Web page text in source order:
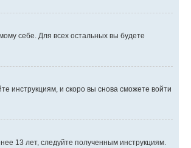
себе. Для всех остальных вы будете
инструкциям, и скоро вы снова сможете войти
13 лет, следуйте полученным инструкциям.